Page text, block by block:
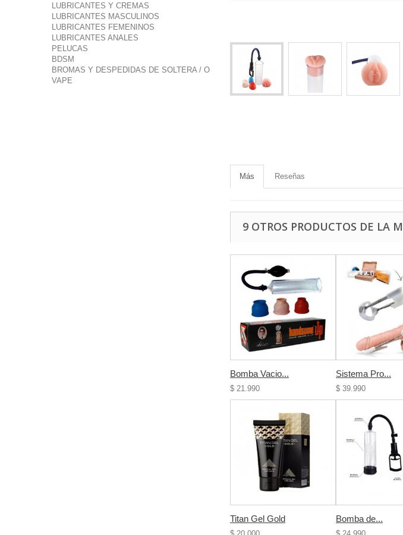
LUBRICANTES Y CREMAS
LUBRICANTES MASCULINOS
LUBRICANTES FEMENINOS
LUBRICANTES ANALES
PELUCAS
BDSM
BROMAS Y DESPEDIDAS DE SOLTERA / O
VAPE
Más Reseñas
9 OTROS PRODUCTOS DE LA
Bomba Vacio...
$ 21.990
Sistema Pro...
$ 39.990
Titan Gel Gold Bomba de...